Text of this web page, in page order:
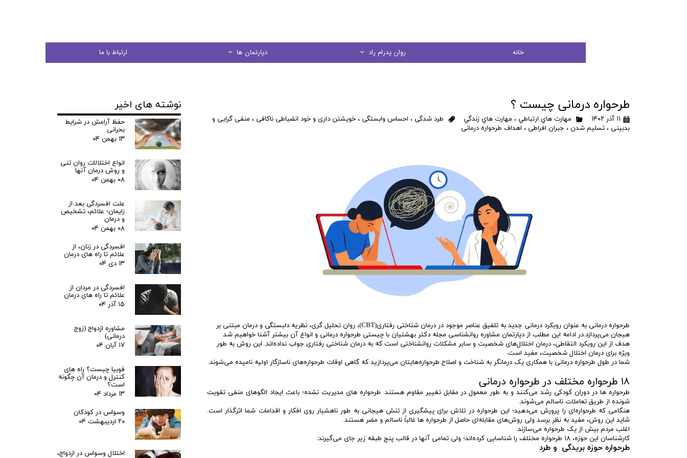
خانه روان پدرام راد
در يك نگاه
دپارتمان ها
مشاوره فردی
ارتباط با ما
طرحواره درمانی چیست ؟
۱۱ آذر ۱۴۰۲ مهارت هاي ارتباطي ، مهارت هاي زندگي طرد شدگی ، احساس وابستگی ، خویشتن داری و خود انضباطی ناکافی ، منفی گرایی و
بدبینی ، تسلیم شدن ، جبران افراطی ، اهداف طرحواره درمانی
طرحواره درمانی به عنوان رویکرد درمانی جدید به تلفیق عناصر موجود در درمان شناختی رفتاری(CBT)، روان تحلیل گری، نظریه دلبستگی و درمان مبتنی بر
هیجان می‌پردازد.در ادامه این مطلب از دپارتمان مشاوره روانشناسی مجله دکتر بهشتیان با چیستی طرحواره درمانی و انواع آن بیشتر آشنا خواهیم شد.
هدف از این رویکرد التقاطی، درمان اختلال‌های شخصیت و سایر مشکلات روانشناختی است که به درمان شناختی رفتاری جواب نداده‌اند. این روش به طور
ویژه برای درمان اختلال شخصیت، مفید است.
شما در طول طرحواره درمانی با همکاری یک درمانگر به شناخت و اصلاح طرحواره‌هایتان می‌پردازید که گاهی اوقات طرحواره‌های ناسازگار اولیه نامیده می‌شوند.
۱۸ طرحواره مختلف در طرحواره درمانی
طرحواره ها در دوران کودکی رشد می‌کنند و به طور معمول در مقابل تغییر مقاوم هستند. طرحواره های مدیریت نشده؛ باعث ایجاد الگوهای منفی تقویت
شونده از طریق تعاملات ناسالم می‌شوند.
هنگامی که طرحواره‌ای را پرورش می‌دهید؛ این طرحواره در تلاش برای پیشگیری از تنش هیجانی به طور ناهشیار روی افکار و اقدامات شما اثرگذار است.
شاید این روش، مفید به نظر برسد ولی روش‌های مقابله‌ای حاصل از طرحواره‌ ها غالباً ناسالم و مضر هستند.
اغلب مردم بیش از یک طرحواره می‌سازند.
کارشناسان این حوزه، ۱۸ طرحواره مختلف را شناسایی کرده‌اند؛ ولی تمامی آنها در قالب پنج طبقه زیر جای می‌گیرند:
طرحواره حوزه بریدگی و طرد
نوشته های اخیر
حفظ آرامش در شرایط
بحرانی
۱۳ بهمن ۰۴
انواع اختلالات روان تنی
و روش درمان آنها
۰۸ بهمن ۰۴
علت افسردگی بعد از
زایمان؛ علائم، تشخیص
و درمان
۰۸ بهمن ۰۴
افسردگی در زنان، از
علائم تا راه های درمان
۱۳ دی ۰۴
افسردگی در مردان از
علائم تا راه های درمان
۱۵ آذر ۰۴
مشاوره ازدواج (زوج
درمانی)
۱۷ آبان ۰۴
فوبیا چیست؟ راه های
کنترل و درمان آن چگونه
است؟
۱۳ مرداد ۰۴
وسواس در کودکان
۲۰ اردیبهشت ۰۴
اختلال وسواس در ازدواج،